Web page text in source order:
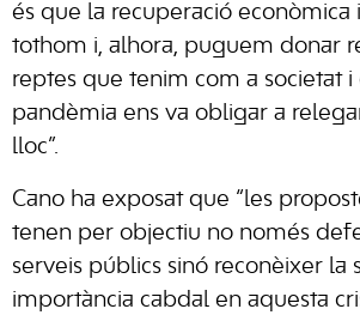
és que la recuperació econòmica
tothom i, alhora, puguem donar
reptes que tenim com a societat i
pandèmia ens va obligar a
lloc”.
Cano ha exposat que “les
tenen per objectiu no només
serveis públics sinó reconèixer la
importància cabdal en aquesta